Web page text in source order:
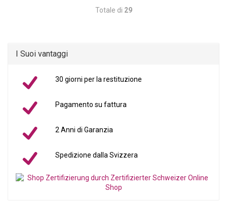
Totale di 29
I Suoi vantaggi
30 giorni per la restituzione
Pagamento su fattura
2 Anni di Garanzia
Spedizione dalla Svizzera